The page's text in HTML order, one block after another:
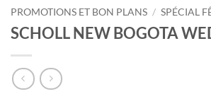
PROMOTIONS ET BON PLANS / SPÉCIAL
SCHOLL NEW BOGOTA